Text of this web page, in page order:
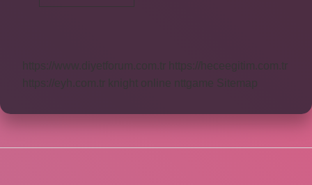
Gibi
https://www.diyetforum.com.tr
https://heceegitim.com.tr
https://eyh.com.tr
knight online nttgame Sitemap